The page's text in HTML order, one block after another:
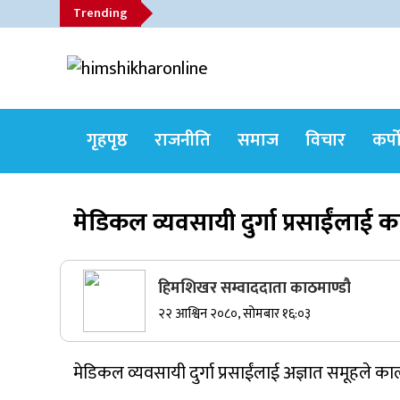
to
Trending
गृहपृष्ठ
राजनीति समाज विचार
जुम्लाबाट सुर्खेत र नेपालगञ्जतर्फ लैजाँदै गरिएको
१८० कार्टुन स्याउ प्रहरीले नियन्त्रणमा
मेडिकल व्यवसायी दुर्गा प्रसाईंलाई
हिमशिखर सम्वाददाता काठमाण्डौ
२२ आश्विन २०८०, सोमबार १६:०३
मेडिकल व्यवसायी दुर्गा प्रसाईंलाई अज्ञात समूहले